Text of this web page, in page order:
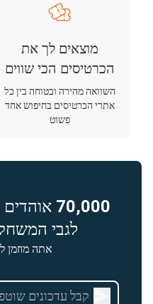
מוצאים לך את
הכרטיסים הכי שווים
השוואה מהירה ובטוחה בין כל
אתרי הכרטיסים בחיפוש אחד
פשוט
70,000
לגבי
אתה מוזמן